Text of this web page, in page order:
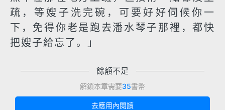
疏，等嫂子洗完碗，可要好好伺候你一
下，免得你老是跑去潘水琴子那裡，都快
把嫂子給忘了。」
餘額不足
解鎖本章需要35書幣
去應用內閱讀